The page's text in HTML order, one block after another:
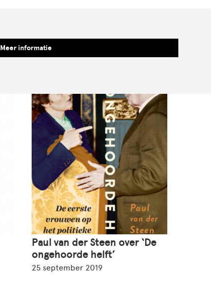
Meer informatie
Paul van der Steen over ‘De
ongehoorde helft’
25 september 2019